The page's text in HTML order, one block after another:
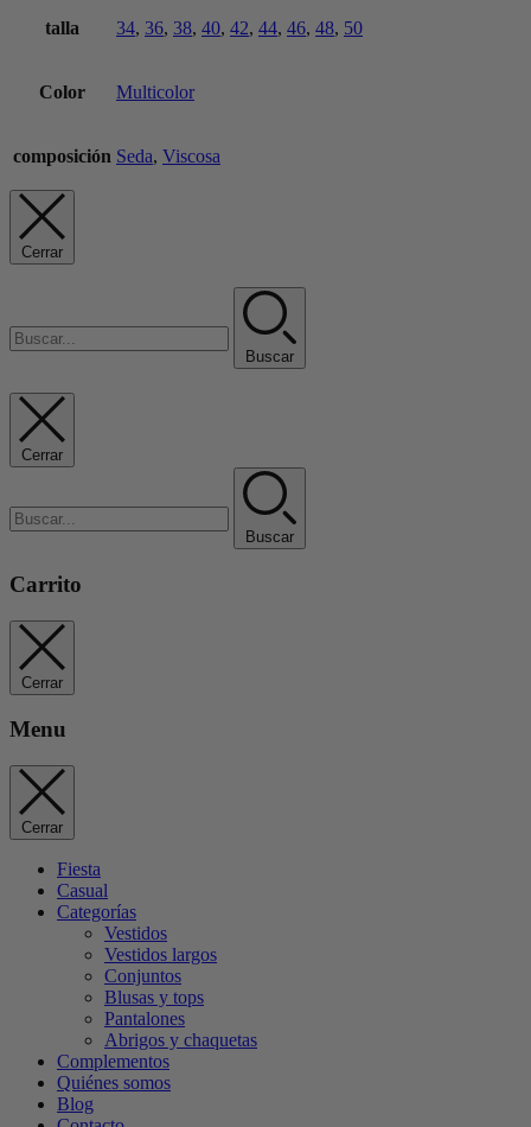
talla 34, 36, 38, 40, 42, 44, 46, 48, 50
Color Multicolor
composición Seda, Viscosa
Cerrar
Buscar
Cerrar
Buscar
Carrito
Cerrar
Menu
Cerrar
Fiesta
Casual
Categorías
Vestidos
Vestidos largos
Conjuntos
Blusas y tops
Pantalones
Abrigos y chaquetas
Complementos
Quiénes somos
Blog